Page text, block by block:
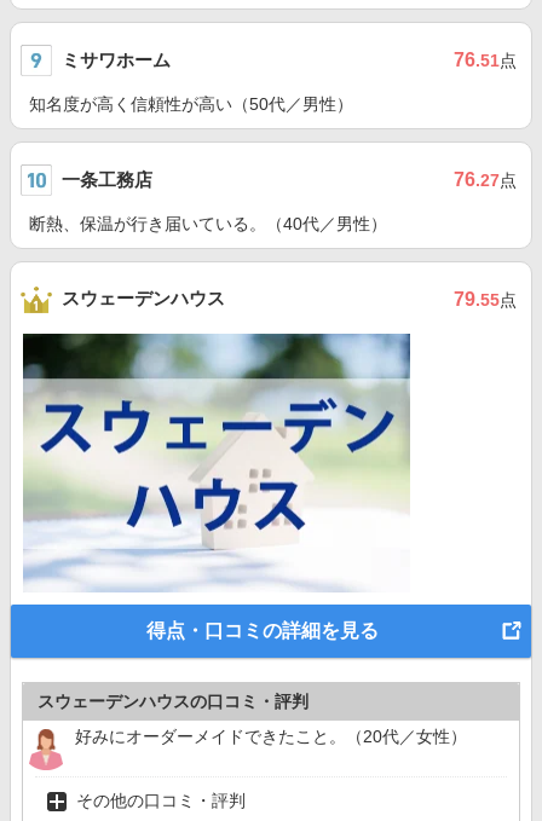
ミサワホーム 76.51点
知名度が高く信頼性が高い（50代／男性）
一条工務店 76.27点
断熱、保温が行き届いている。（40代／男性）
スウェーデンハウス 79.55点
得点・口コミの詳細を見る
スウェーデンハウスの口コミ・評判
好みにオーダーメイドできたこと。（20代／女性）
その他の口コミ・評判